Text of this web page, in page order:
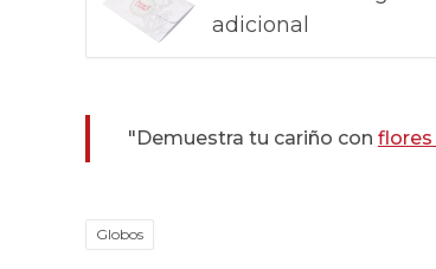
adicional
"Demuestra tu cariño con
Globos